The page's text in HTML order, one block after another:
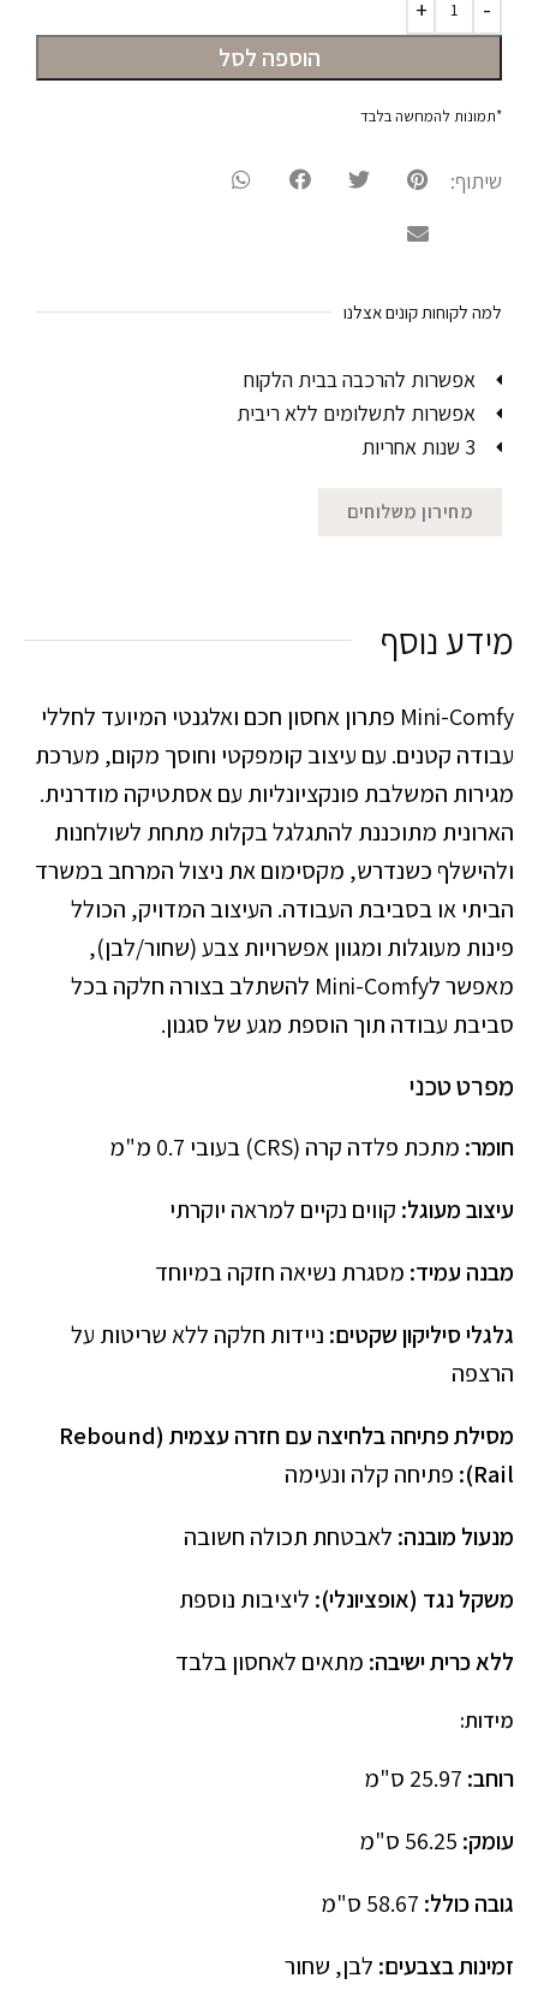
הוספה לסל
*תמונות להמחשה בלבד
שיתוף:
למה לקוחות קונים אצלנו
אפשרות להרכבה בבית הלקוח
אפשרות לתשלומים ללא ריבית
3 שנות אחריות
מחירון משלוחים
מידע נוסף
Mini-Comfy פתרון אחסון חכם ואלגנטי המיועד לחללי
עבודה קטנים. עם עיצוב קומפקטי וחוסך מקום, מערכת
מגירות המשלבת פונקציונליות עם אסתטיקה מודרנית.
הארונית מתוכננת להתגלגל בקלות מתחת לשולחנות
ולהישלף כשנדרש, מקסימום את ניצול המרחב במשרד
הביתי או בסביבת העבודה. העיצוב המדויק, הכולל
פינות מעוגלות ומגוון אפשרויות צבע (שחור/לבן),
מאפשר לMini-Comfy להשתלב בצורה חלקה בכל
סביבת עבודה תוך הוספת מגע של סגנון.
מפרט טכני
חומר: מתכת פלדה קרה (CRS) בעובי 0.7 מ"מ
עיצוב מעוגל: קווים נקיים למראה יוקרתי
מבנה עמיד: מסגרת נשיאה חזקה במיוחד
גלגלי סיליקון שקטים: ניידות חלקה ללא שריטות על
הרצפה
מסילת פתיחה בלחיצה עם חזרה עצמית (Rebound
Rail):
פתיחה קלה ונעימה
מנעול מובנה: לאבטחת תכולה חשובה
משקל נגד (אופציונלי): ליציבות נוספת
ללא כרית ישיבה: מתאים לאחסון בלבד
מידות:
רוחב: 25.97 ס"מ
עומק: 56.25 ס"מ
גובה כולל: 58.67 ס"מ
זמינות בצבעים: לבן, שחור